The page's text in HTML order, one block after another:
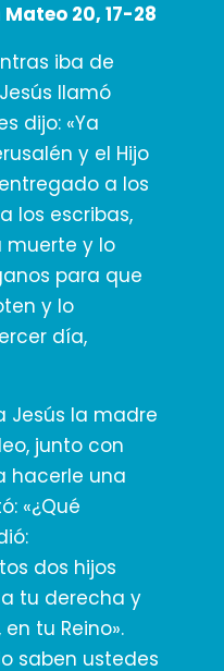
20, 17-28
iba de
llamó
dijo: «Ya
y el Hijo
a los
los escribas,
muerte y lo
para que
y lo
día,
Jesús la madre
junto con
hacerle una
«¿Qué
dos hijos
tu derecha y
tu Reino».
saben ustedes